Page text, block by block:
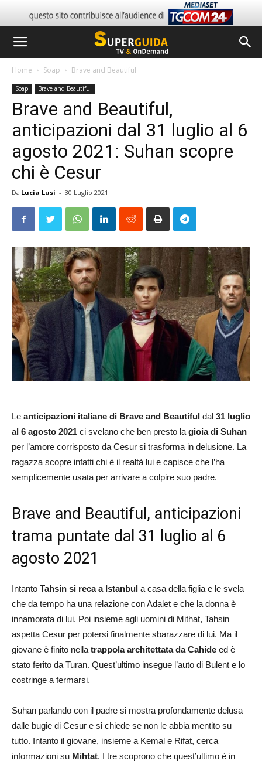
Home Soap Brave and Beautiful
Soap Brave and Beautiful
Brave and Beautiful,
anticipazioni dal 31 luglio al 6
agosto 2021: Suhan scopre
chi è Cesur
Da Lucia Lusi - 30 Luglio 2021
Le anticipazioni italiane di Brave and Beautiful dal 31 luglio
al 6 agosto 2021 ci svelano che ben presto la gioia di Suhan
per l’amore corrisposto da Cesur si trasforma in delusione. La
ragazza scopre infatti chi è il realtà lui e capisce che l’ha
semplicemente usata per arrivare a colpire suo padre.
Brave and Beautiful, anticipazioni
trama puntate dal 31 luglio al 6
agosto 2021
Intanto Tahsin si reca a Istanbul a casa della figlia e le svela
che da tempo ha una relazione con Adalet e che la donna è
innamorata di lui. Poi insieme agli uomini di Mithat, Tahsin
aspetta Cesur per potersi finalmente sbarazzare di lui. Ma il
giovane è finito nella trappola architettata da Cahide ed è
stato ferito da Turan. Quest’ultimo insegue l’auto di Bulent e lo
costringe a fermarsi.
Suhan parlando con il padre si mostra profondamente delusa
dalle bugie di Cesur e si chiede se non le abbia mentito su
tutto. Intanto il giovane, insieme a Kemal e Rifat, cerca
informazioni su Mihtat. I tre scoprono che quest’ultimo è in